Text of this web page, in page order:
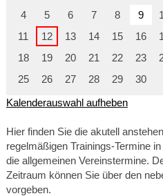
4
5 6 7 8 9
11
12 13 14 15 16
18
19 20 21 22 23
25
26 27 28 29
30
Kalenderauswahl aufheben
Hier finden Sie die akutell
regelmäßigen Trainings-Termine
die allgemeinen Vereinstermine.
Zeitraum können Sie über den
vorgeben.